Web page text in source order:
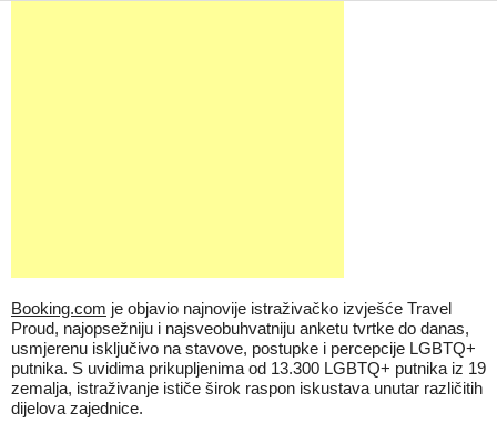
Booking.com je objavio najnovije istraživačko izvješće Travel
Proud, najopsežniju i najsveobuhvatniju anketu tvrtke do danas,
usmjerenu isključivo na stavove, postupke i percepcije LGBTQ+
putnika. S uvidima prikupljenima od 13.300 LGBTQ+ putnika iz 19
zemalja, istraživanje ističe širok raspon iskustava unutar različitih
dijelova zajednice.